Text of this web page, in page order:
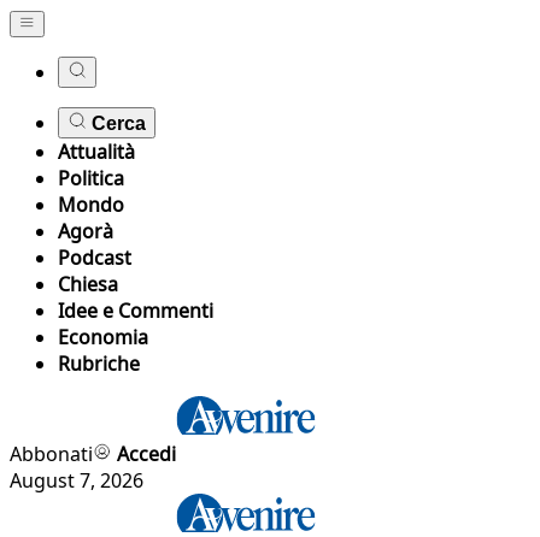
Cerca
Attualità
Politica
Mondo
Agorà
Podcast
Chiesa
Idee e Commenti
Economia
Rubriche
Abbonati
Accedi
August 7, 2026